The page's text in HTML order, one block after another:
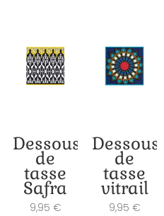
Dessous
de
tasse
Safra
9,95 €
Dessous
de
tasse
vitrail
9,95 €